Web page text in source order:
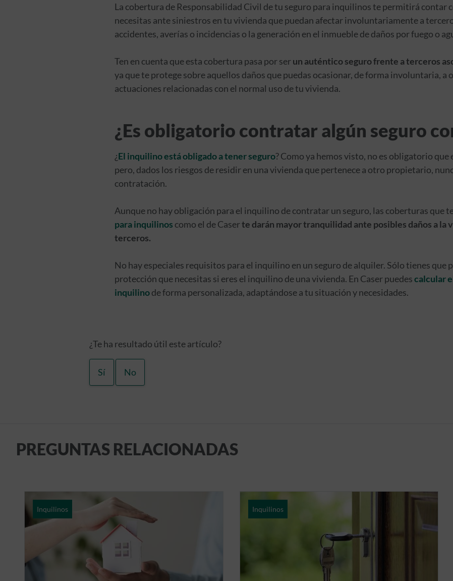
La cobertura de Responsabilidad Civil de tu seguro para inquilinos te permitirá contar
necesitas ante siniestros en tu vivienda que puedan afectar involuntariamente a
accidentes, averías o incidencias o la generación en el inmueble de daños por fuego o
Ten en cuenta que esta cobertura pasa por serun auténtico seguro frente a terceros
ya que te protege sobre aquellos daños que puedas ocasionar, de forma involuntaria, a
actuaciones relacionadas con el normal uso de tu vivienda.
¿Es obligatorio contratar algún seguro
¿El inquilino está obligado a tener seguro? Como ya hemos visto, no es obligatorio
pero, dados los riesgos de residir en una vivienda que pertenece a otro propietario,
contratación.
Aunque no hay obligación para el inquilino de contratar un seguro, las coberturas que
para inquilinos como el de Caserte darán mayor tranquilidad ante posibles daños a la
terceros.
No hay especiales requisitos para el inquilino en un seguro de alquiler. Sólo tienes que
protección que necesitas si eres el inquilino de una vivienda. En Caser puedescalcular
inquilinode forma personalizada, adaptándose a tu situación y necesidades.
¿Te ha resultado útil este artículo?
Sí No
PREGUNTAS RELACIONADAS
Inquilinos Inquilinos